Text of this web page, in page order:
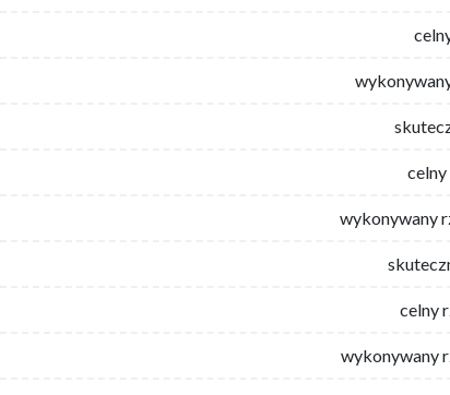
wykonywany
celny
wykonywany